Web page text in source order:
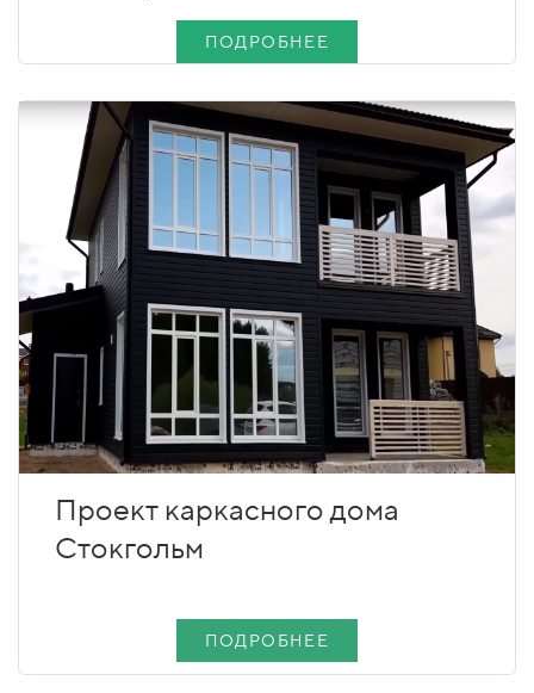
ПОДРОБНЕЕ
Проект каркасного дома
Стокгольм
ПОДРОБНЕЕ